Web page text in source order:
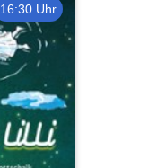
16:30 Uhr